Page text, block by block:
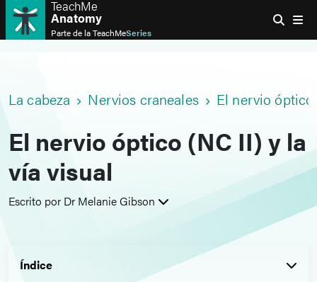
TeachMe
Anatomy
Parte de laTeachMeSeries
La cabeza Nervios craneales El nervio
El nervio óptico (NC II) y la
vía visual
Escrito por Dr Melanie Gibson
Índice